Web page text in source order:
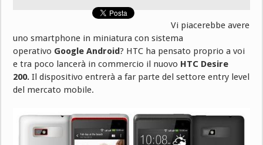
Vi piacerebbe avere
uno smartphone in miniatura con sistema
operativo Google Android? HTC ha pensato proprio a voi
e tra poco lancerà in commercio il nuovo HTC Desire
200. Il dispositivo entrerà a far parte del settore entry level
del mercato mobile.